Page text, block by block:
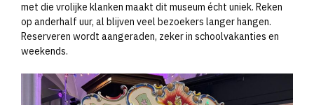
met die vrolijke klanken maakt dit museum écht uniek. Reken
op anderhalf uur, al blijven veel bezoekers langer hangen.
Reserveren wordt aangeraden, zeker in schoolvakanties en
weekends.